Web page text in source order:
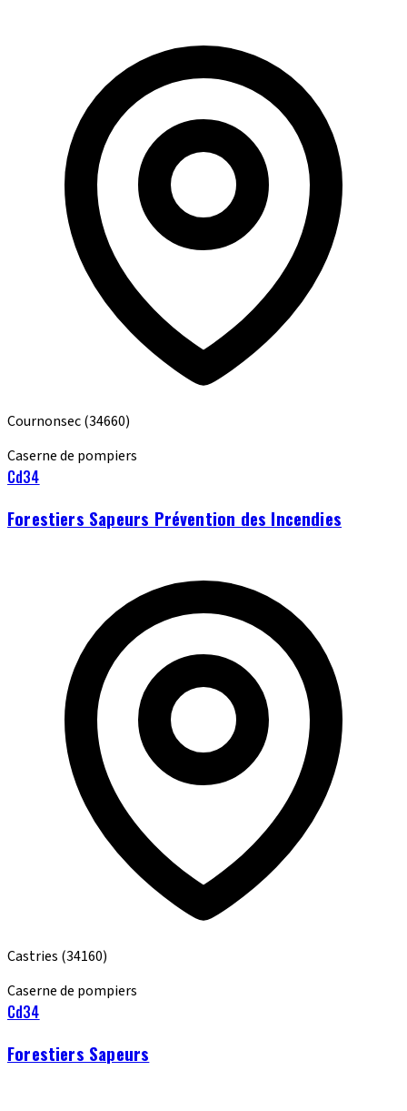
Cournonsec(34660)
Caserne de pompiers
Cd34
Forestiers Sapeurs Prévention des Incendies
Castries (34160)
Caserne de pompiers
Cd34
Forestiers Sapeurs